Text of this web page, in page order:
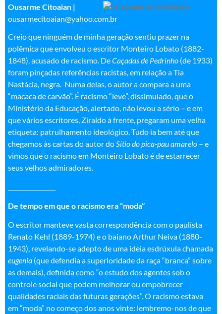
Ousarme Citoaian |
ousarmecitoaian@yahoo.com.br
Creio que ninguém de minha geração sentiu prazer na
polêmica que envolveu o escritor Monteiro Lobato (1882-
1848), acusado de racismo. DeCaçadas de Pedrinho (de 1933)
foram pinçadas referências racistas, em relação a Tia
Nastácia, negra. Numa delas, o autor a compara a uma
“macaca de carvão”. É racismo “leve”, dissimulado, que o
Ministério da Educação, alertado, não levou a sério – e em
que vários escritores, Ziraldo à frente, pregaram uma velha
etiqueta: patrulhamento ideológico. Tudo ia bem até que
chegamos às cartas do autor doSítio do pica-pau amarelo – e
vimos que o racismo em Monteiro Lobato é de estarrecer
seus velhos admiradores.
De tempo em que o racismo era “moda”
O escritor manteve vasta correspondência com o paulista
Renato Kehl (1889-1974) e o baiano Arthur Neiva (1880-
1943), revelando-se adepto de uma ideia esdrúxula chamada
eugenia (que defendia a superioridade da raça “branca” sobre
as demais), definida como “o estudo dos agentes sob o
controle social que podem melhorar ou empobrecer
qualidades raciais das futuras gerações”. O racismo estava
em “moda” no começo dos anos vinte: lembremo-nos de que